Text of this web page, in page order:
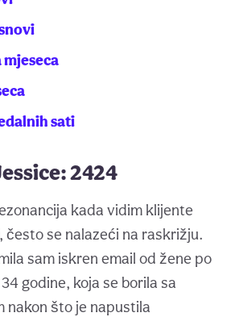
sati
2424
kada vidim klijente
često se nalazeći na raskrižju.
sam iskren email od žene po
godine, koja se borila sa
nakon što je napustila